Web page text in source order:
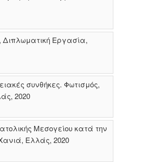
Διπλωματική Εργασία,
συνθήκες. Φωτισμός,
2020
Μεσογείου κατά την
Ελλάς, 2020